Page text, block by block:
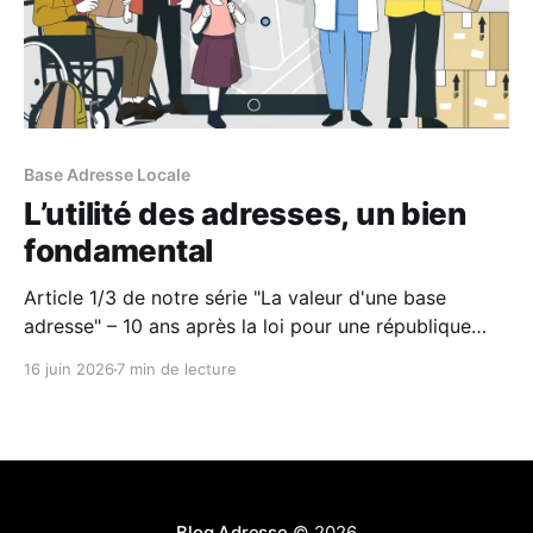
Base Adresse Locale
L’utilité des adresses, un bien
fondamental
Article 1/3 de notre série "La valeur d'une base
adresse" – 10 ans après la loi pour une république
le cas particulier de la donnée adresse
16 juin 2026 7 min de lecture